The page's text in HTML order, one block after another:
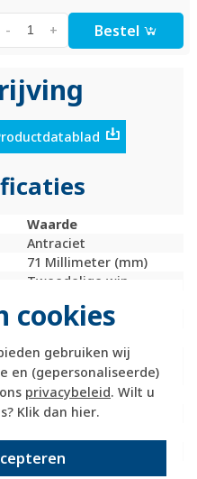
cookies
gebruiken wij
en (gepersonaliseerde)
privacybeleid. Wilt u
Klik dan hier.
+
- Bestel
Waarde
Antraciet
71 Millimeter (mm)
Tweedelige wip
55 Millimeter (mm)
Schakelaar /
drukker
Onbehandeld
Thermoplast
Klembevestiging